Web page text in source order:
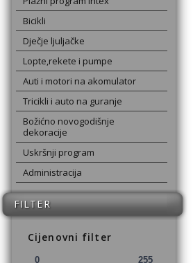
Bicikli
Dječje ljuljačke
Lopte,rekete i pumpe
Auti i motori na akomulator
Tricikli i auto na guranje
Božićno novogodišnje
dekoracije
Uskršnji program
Administracija
FILTER
Cijenovni filter